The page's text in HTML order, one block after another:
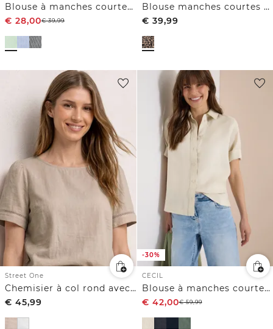
Blouse à manches courtes avec col fendu et rayures
€ 28,00€39,99
Blouse manches courtes à col fendu et imprimé léopard
€ 39,99
Street One
Chemisier à col rond avec détails de bandes
€ 45,99
-30%
CECIL
Blouse à manches courtes en pur lin
€ 42,00€59,99